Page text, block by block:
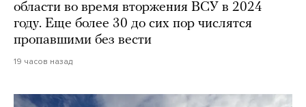
области во время вторжения ВСУ в 2024
году. Еще более 30 до сих пор числятся
пропавшими без вести
19 часов назад